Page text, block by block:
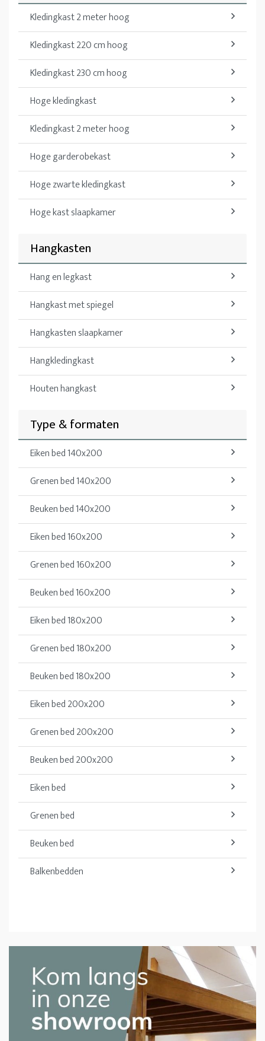
Kledingkast 2 meter hoog
Kledingkast 220 cm hoog
Kledingkast 230 cm hoog
Hoge kledingkast
Kledingkast 2 meter hoog
Hoge garderobekast
Hoge zwarte kledingkast
Hoge kast slaapkamer
Hangkasten
Hang en legkast
Hangkast met spiegel
Hangkasten slaapkamer
Hangkledingkast
Houten hangkast
Type & formaten
Eiken bed 140x200
Grenen bed 140x200
Beuken bed 140x200
Eiken bed 160x200
Grenen bed 160x200
Beuken bed 160x200
Eiken bed 180x200
Grenen bed 180x200
Beuken bed 180x200
Eiken bed 200x200
Grenen bed 200x200
Beuken bed 200x200
Eiken bed
Grenen bed
Beuken bed
Balkenbedden